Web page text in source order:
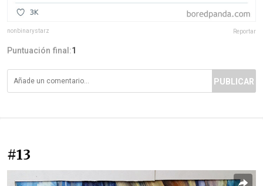
nonbinarystarz Reportar
Puntuación final:1
PUBLICAR
#13